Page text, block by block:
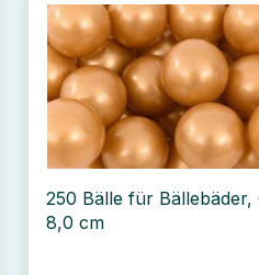
250 Bälle für Bällebäder,
8,0 cm